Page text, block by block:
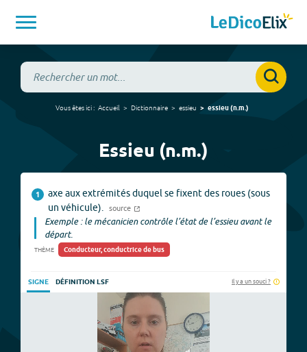
Vous êtes ici : Accueil Dictionnaire essieu essieu(n.m.)
Essieu (n.m.)
1
axe aux extrémités duquel se fixent des roues (sous
un véhicule).
source
Exemple : le mécanicien contrôle l’état de l’essieu avant le
départ.
THÈME Conducteur, conductrice de bus
SIGNE DÉFINITION LSF Il y a un souci ?